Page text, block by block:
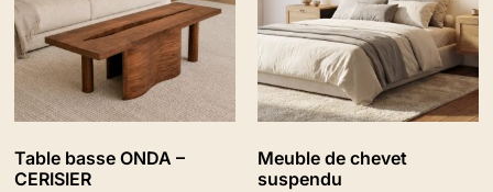
Table basse ONDA –
CERISIER
Meuble de chevet
suspendu